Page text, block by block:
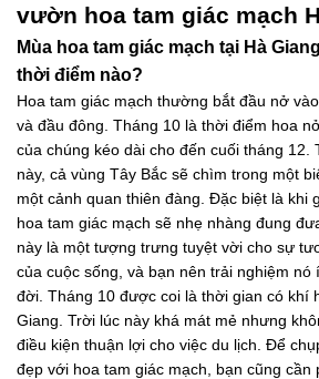
vườn hoa tam giác mạch
Mùa hoa tam giác mạch tại Hà
thời điểm nào?
Hoa tam giác mạch thường bắt đầu nở
và đầu đông. Tháng 10 là thời điểm hoa
của chúng kéo dài cho đến cuối tháng 12.
này, cả vùng Tây Bắc sẽ chìm trong một
một cảnh quan thiên đàng. Đặc biệt là khi
hoa tam giác mạch sẽ nhẹ nhàng đung
này là một tượng trưng tuyệt vời cho sự
của cuộc sống, và bạn nên trải nghiệm nó
đời. Tháng 10 được coi là thời gian có khí
Giang. Trời lúc này khá mát mẻ nhưng
điều kiện thuận lợi cho việc du lịch. Để
đẹp với hoa tam giác mạch, bạn cũng cần